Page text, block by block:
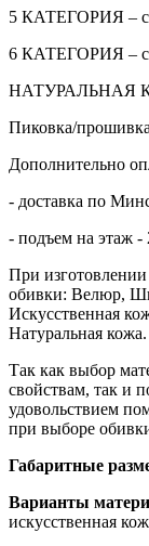
5 КАТЕГОРИЯ –
6 КАТЕГОРИЯ –
НАТУРАЛЬНАЯ
Пиковка/
Дополнительно
- доставка по
- подъем на этаж -
При
обивки: Велюр,
Искусственная
Натуральная кожа.
Так как выбор
свойствам, так и
удовольствием
при выборе
Габаритные
Варианты
искусственная